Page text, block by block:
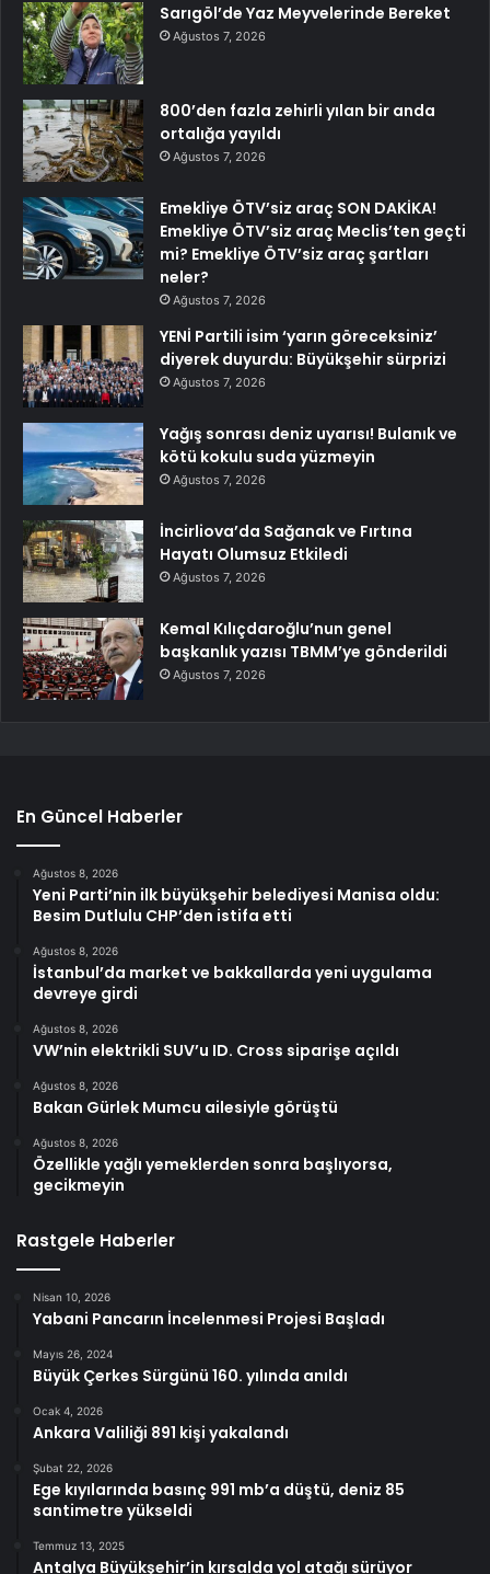
Sarıgöl’de Yaz Meyvelerinde Bereket
Ağustos 7, 2026
800’den fazla zehirli yılan bir anda
ortalığa yayıldı
Ağustos 7, 2026
Emekliye ÖTV’siz araç SON DAKİKA!
Emekliye ÖTV’siz araç Meclis’ten geçti
mi? Emekliye ÖTV’siz araç şartları
neler?
Ağustos 7, 2026
YENİ Partili isim ‘yarın göreceksiniz’
diyerek duyurdu: Büyükşehir sürprizi
Ağustos 7, 2026
Yağış sonrası deniz uyarısı! Bulanık ve
kötü kokulu suda yüzmeyin
Ağustos 7, 2026
İncirliova’da Sağanak ve Fırtına
Hayatı Olumsuz Etkiledi
Ağustos 7, 2026
Kemal Kılıçdaroğlu’nun genel
başkanlık yazısı TBMM’ye gönderildi
Ağustos 7, 2026
En Güncel Haberler
Ağustos 8, 2026
Yeni Parti’nin ilk büyükşehir belediyesi Manisa oldu:
Besim Dutlulu CHP’den istifa etti
Ağustos 8, 2026
İstanbul’da market ve bakkallarda yeni uygulama
devreye girdi
Ağustos 8, 2026
VW’nin elektrikli SUV’u ID. Cross siparişe açıldı
Ağustos 8, 2026
Bakan Gürlek Mumcu ailesiyle görüştü
Ağustos 8, 2026
Özellikle yağlı yemeklerden sonra başlıyorsa,
gecikmeyin
Rastgele Haberler
Nisan 10, 2026
Yabani Pancarın İncelenmesi Projesi Başladı
Mayıs 26, 2024
Büyük Çerkes Sürgünü 160. yılında anıldı
Ocak 4, 2026
Ankara Valiliği 891 kişi yakalandı
Şubat 22, 2026
Ege kıyılarında basınç 991 mb’a düştü, deniz 85
santimetre yükseldi
Temmuz 13, 2025
Antalya Büyükşehir’in kırsalda yol atağı sürüyor